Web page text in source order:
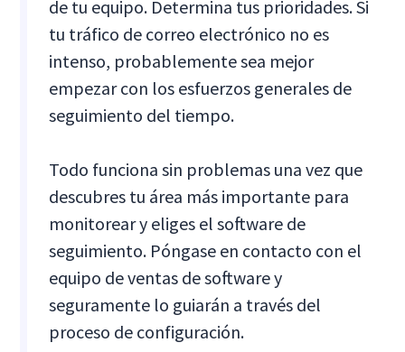
de tu equipo. Determina tus prioridades. Si
tu tráfico de correo electrónico no es
intenso, probablemente sea mejor
empezar con los esfuerzos generales de
seguimiento del tiempo.
Todo funciona sin problemas una vez que
descubres tu área más importante para
monitorear y eliges el software de
seguimiento. Póngase en contacto con el
equipo de ventas de software y
seguramente lo guiarán a través del
proceso de configuración.